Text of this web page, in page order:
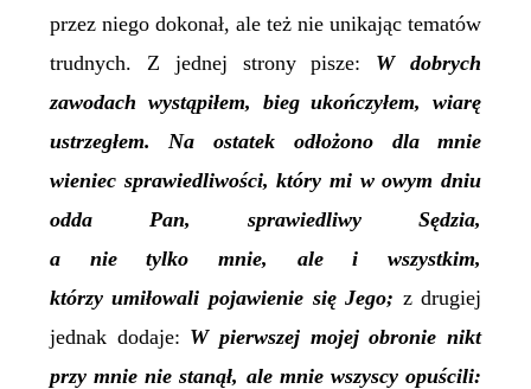
przez niego dokonał, ale też nie unikając tematów
trudnych. Z jednej strony pisze: W dobrych
zawodach wystąpiłem, bieg ukończyłem, wiarę
ustrzegłem. Na ostatek odłożono dla mnie
wieniec sprawiedliwości, który mi w owym dniu
odda Pan, sprawiedliwy Sędzia,
a nie tylko mnie, ale i wszystkim,
którzy umiłowali pojawienie się Jego; z drugiej
jednak dodaje: W pierwszej mojej obronie nikt
przy mnie nie stanął, ale mnie wszyscy opuścili: